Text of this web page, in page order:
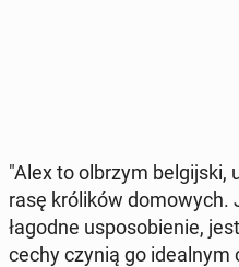
"Alex to olbrzym bel­gij­ski,
rasę kró­li­ków do­mo­wych.
łagodne uspo­so­bie­nie,
cechy czynią go ide­al­nym